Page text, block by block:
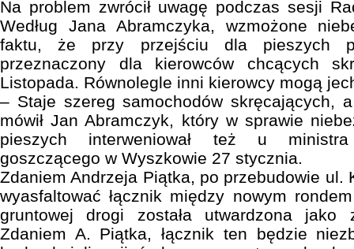
Na problem zwrócił uwagę podczas sesji
Według Jana Abramczyka, wzmożone
faktu, że przy przejściu dla pieszych
przeznaczony dla kierowców chcących
Listopada. Równolegle inni kierowcy mogą
– Staje szereg samochodów skręcających,
mówił Jan Abramczyk, który w sprawie
pieszych interweniował też u
goszczącego w Wyszkowie 27 stycznia.
Zdaniem Andrzeja Piątka, po przebudowie ul.
wyasfaltować łącznik między nowym
gruntowej drogi została utwardzona
Zdaniem A. Piątka, łącznik ten będzie